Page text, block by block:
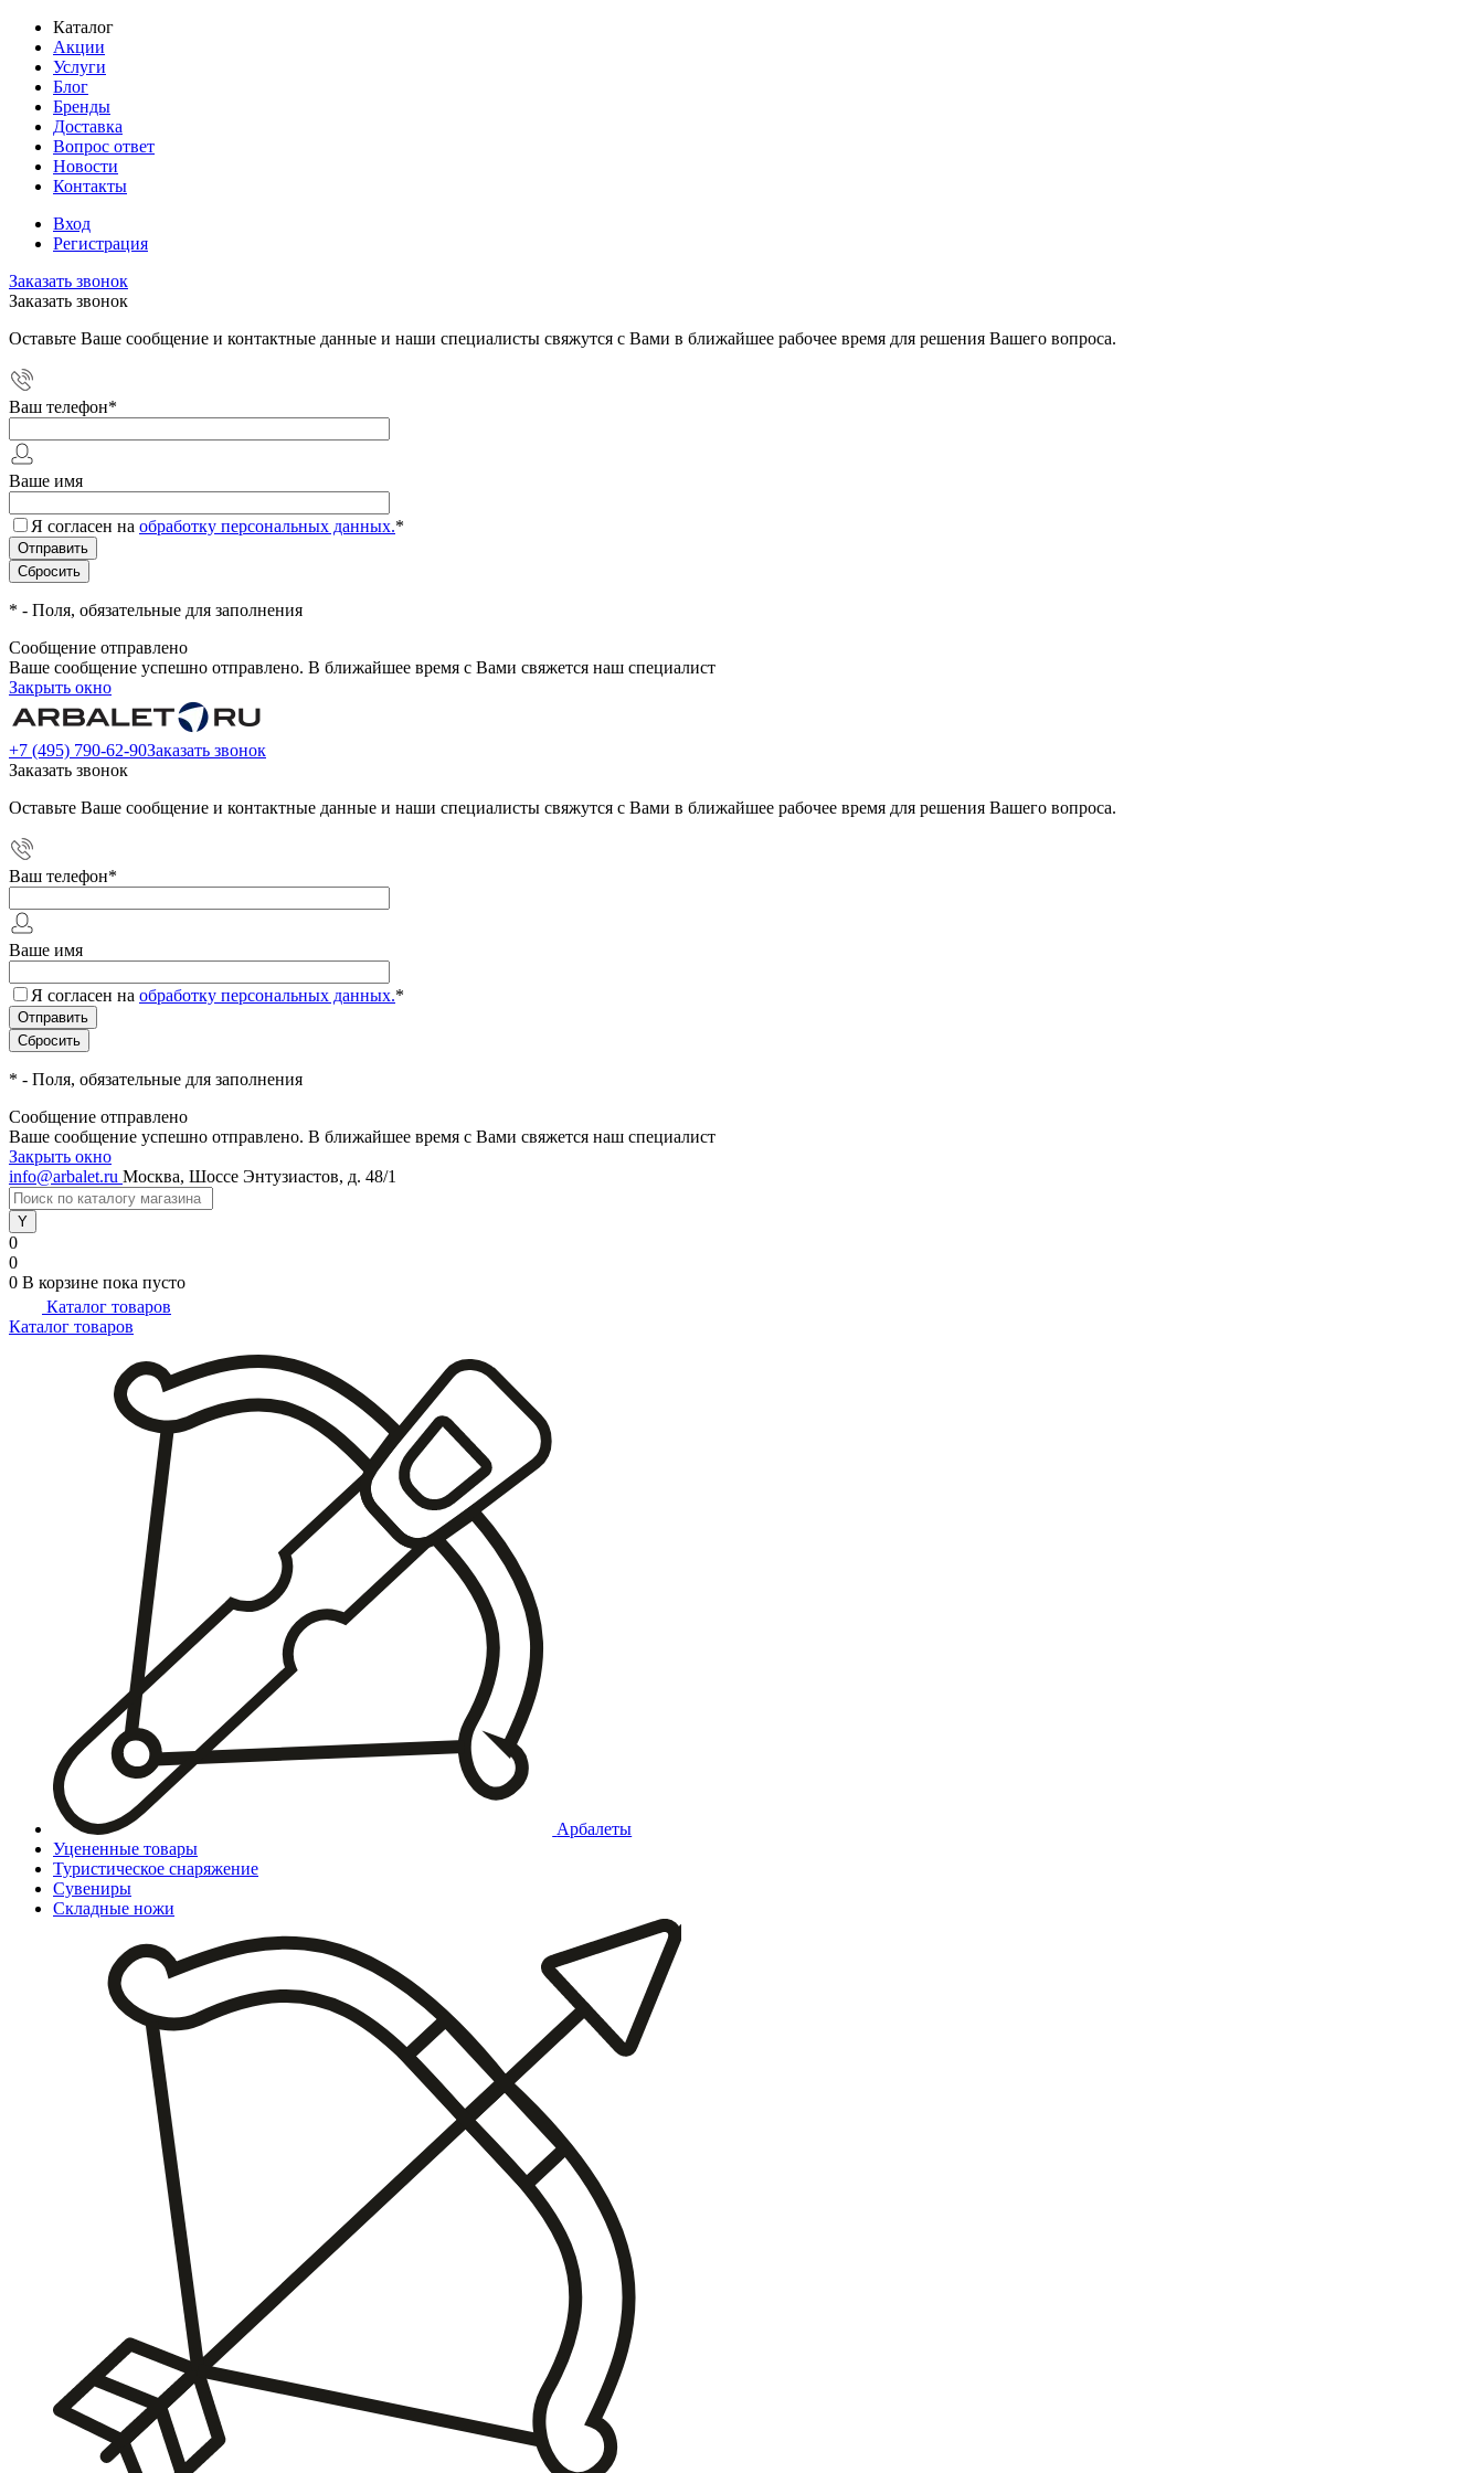
Каталог
Акции
Услуги
Блог
Бренды
Доставка
Вопрос ответ
Новости
Контакты
Вход
Регистрация
Заказать звонок
Заказать звонок
Оставьте Ваше сообщение и контактные данные и наши специалисты свяжутся с Вами в ближайшее рабочее время для решения Вашего вопроса.
Ваш телефон*
Ваше имя
Я согласен на обработку персональных данных.*
* - Поля, обязательные для заполнения
Сообщение отправлено
Ваше сообщение успешно отправлено. В ближайшее время с Вами свяжется наш специалист
Закрыть окно
+7 (495) 790-62-90Заказать звонок
Заказать звонок
Оставьте Ваше сообщение и контактные данные и наши специалисты свяжутся с Вами в ближайшее рабочее время для решения Вашего вопроса.
Ваш телефон*
Ваше имя
Я согласен на обработку персональных данных.*
* - Поля, обязательные для заполнения
Сообщение отправлено
Ваше сообщение успешно отправлено. В ближайшее время с Вами свяжется наш специалист
Закрыть окно
info@arbalet.ru Москва, Шоссе Энтузиастов, д. 48/1
0
0
0 В корзине пока пусто
Каталог товаров
Каталог товаров
Арбалеты
Уцененные товары
Туристическое снаряжение
Сувениры
Складные ножи